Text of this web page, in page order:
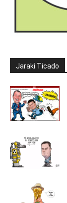
Jaraki Ticado